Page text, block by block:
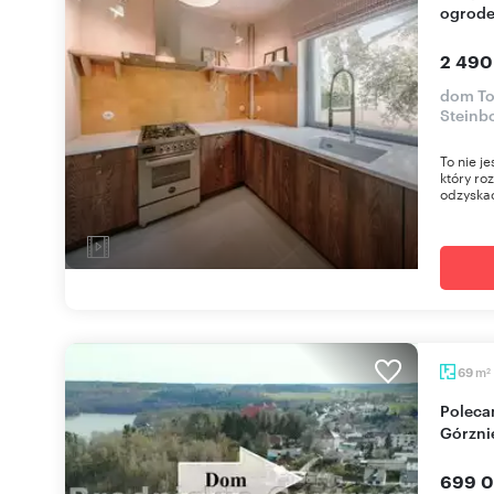
2
dom
To nie
który
69 m2
Polecam urokliwy dom nad Jeziorem
699